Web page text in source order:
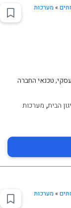
» מערכות
טכנאי החברה
הבית, מערכות
» מערכות